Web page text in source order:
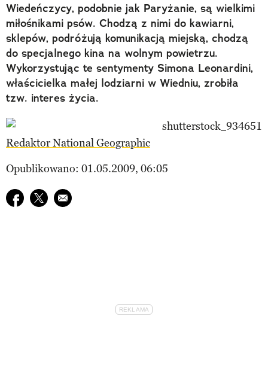
Polecane
Wiedeńczycy, podobnie jak Paryżanie, są wielkimi
miłośnikami psów. Chodzą z nimi do kawiarni,
sklepów, podróżują komunikacją miejską, chodzą
do specjalnego kina na wolnym powietrzu.
Wykorzystując te sentymenty Simona Leonardini,
właścicielka małej lodziarni w Wiedniu, zrobiła
tzw. interes życia.
Redaktor National Geographic
Opublikowano: 01.05.2009, 06:05
Udostępnij na facebook
Udostępnij na twitter
E-mail do przyjaciela